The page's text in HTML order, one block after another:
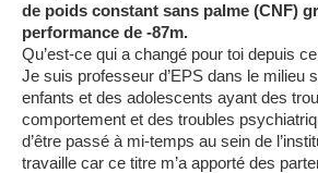
de poids constant sans palme (CNF)
performance de -87m.
Qu’est-ce qui a changé pour toi depuis
Je suis professeur d’EPS dans le milieu
enfants et des adolescents ayant des
comportement et des troubles
d’être passé à mi-temps au sein de
travaille car ce titre m’a apporté des